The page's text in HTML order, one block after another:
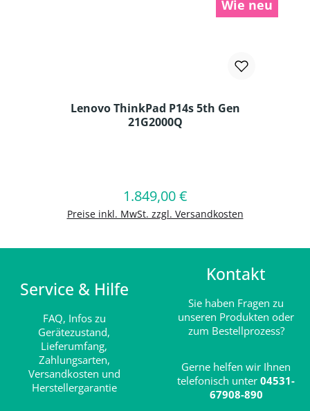
Wie neu
Lenovo ThinkPad P14s 5th Gen
21G2000Q
Regulärer Preis:
1.849,00 €
Preise inkl. MwSt. zzgl. Versandkosten
In den Warenkorb
Service & Hilfe
FAQ, Infos zu
Gerätezustand,
Lieferumfang,
Zahlungsarten,
Versandkosten und
Herstellergarantie
Kontakt
Sie haben Fragen zu
unseren Produkten oder
zum Bestellprozess?
Gerne helfen wir Ihnen
telefonisch unter 04531-
67908-890